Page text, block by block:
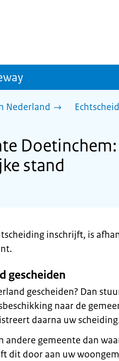
Nederland
stand
inschrijft, is
gescheiden
gescheiden? Dan
naar de
daarna uw
andere gemeente dan
dit door aan uw